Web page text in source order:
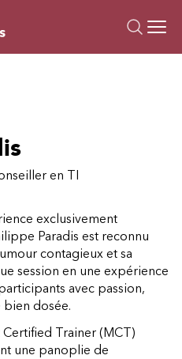
en TI
exclusivement
Paradis est reconnu
contagieux et sa
session en une expérience
avec passion,
dosée.
Trainer (MCT)
une panoplie de